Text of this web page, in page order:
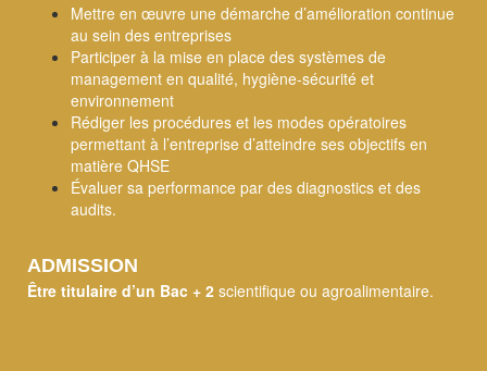
Mettre en œuvre une démarche d’amélioration continue
au sein des entreprises
Participer à la mise en place des systèmes de
management en qualité, hygiène-sécurité et
environnement
Rédiger les procédures et les modes opératoires
permettant à l’entreprise d’atteindre ses objectifs en
matière QHSE
Évaluer sa performance par des diagnostics et des
audits.
ADMISSION
Être titulaire d’un Bac + 2 scientifique ou agroalimentaire.